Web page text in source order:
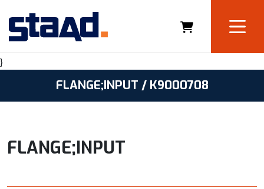
}
FLANGE;INPUT / K9000708
FLANGE;INPUT